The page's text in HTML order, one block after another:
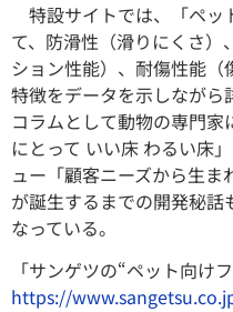
特設サイトでは、「ペッ
て、防滑性（滑りにくさ）
ション性能）、耐傷性能
特徴をデータを示しながら
コラムとして動物の専門
にとって いい床 わるい床
ュー「顧客ニーズから生
が誕生するまでの開発秘
なっている。
「サンゲツの“ペット向け
https://